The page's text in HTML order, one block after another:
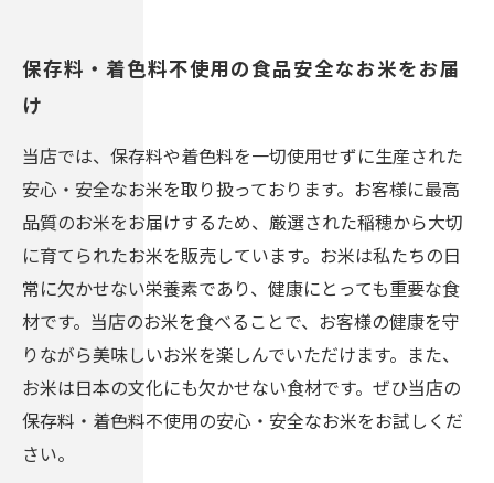
保存料・着色料不使用の食品安全なお米をお届
け
当店では、保存料や着色料を一切使用せずに生産された
安心・安全なお米を取り扱っております。お客様に最高
品質のお米をお届けするため、厳選された稲穂から大切
に育てられたお米を販売しています。お米は私たちの日
常に欠かせない栄養素であり、健康にとっても重要な食
材です。当店のお米を食べることで、お客様の健康を守
りながら美味しいお米を楽しんでいただけます。また、
お米は日本の文化にも欠かせない食材です。ぜひ当店の
保存料・着色料不使用の安心・安全なお米をお試しくだ
さい。